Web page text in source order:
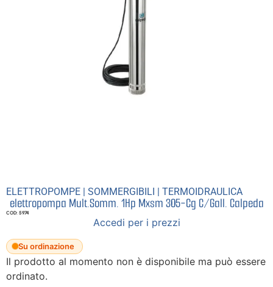
ELETTROPOMPE | SOMMERGIBILI | TERMOIDRAULICA
elettropompa Mult.Somm. 1Hp Mxsm 305-Cg C/Gall. Calpeda
COD: 5974
Accedi per i prezzi
Su ordinazione
Il prodotto al momento non è disponibile ma può essere
ordinato.